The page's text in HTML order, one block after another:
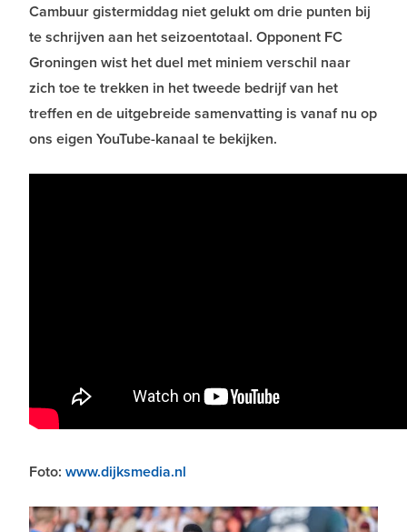
Cambuur gistermiddag niet gelukt om drie punten bij
te schrijven aan het seizoentotaal. Opponent FC
Groningen wist het duel met miniem verschil naar
zich toe te trekken in het tweede bedrijf van het
treffen en de uitgebreide samenvatting is vanaf nu op
ons eigen YouTube-kanaal te bekijken.
Foto: www.dijksmedia.nl